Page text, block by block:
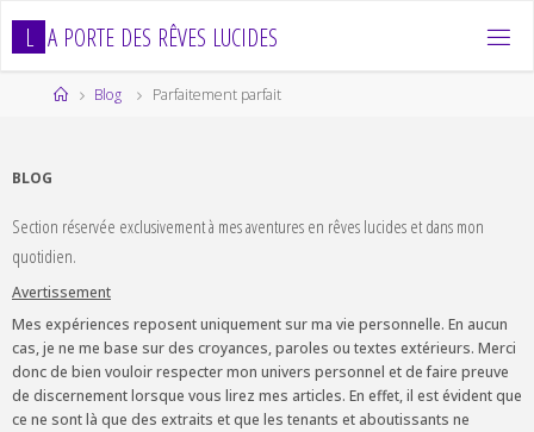
L A PORTE DES RÊVES LUCIDES
HomeBlog Parfaitement parfait
BLOG
Section réservée exclusivement à mes aventures en rêves lucides et dans mon
quotidien.
Avertissement
Mes expériences reposent uniquement sur ma vie personnelle. En aucun
cas, je ne me base sur des croyances, paroles ou textes extérieurs. Merci
donc de bien vouloir respecter mon univers personnel et de faire preuve
de discernement lorsque vous lirez mes articles. En effet, il est évident que
ce ne sont là que des extraits et que les tenants et aboutissants ne